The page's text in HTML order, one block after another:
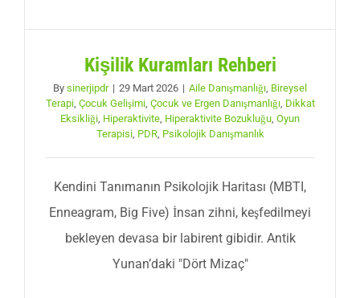
Kişilik Kuramları Rehberi
By sinerjipdr | 29 Mart 2026 | Aile Danışmanlığı, Bireysel
Terapi, Çocuk Gelişimi, Çocuk ve Ergen Danışmanlığı, Dikkat
Eksikliği, Hiperaktivite, Hiperaktivite Bozukluğu, Oyun
Terapisi, PDR, Psikolojik Danışmanlık
Kendini Tanımanın Psikolojik Haritası (MBTI,
Enneagram, Big Five) İnsan zihni, keşfedilmeyi
bekleyen devasa bir labirent gibidir. Antik
Yunan’daki "Dört Mizaç"